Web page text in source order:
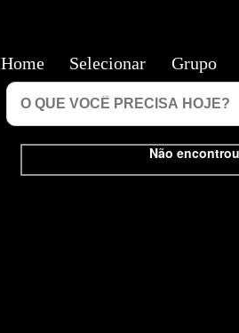
Não
Home Selecionar Grupo